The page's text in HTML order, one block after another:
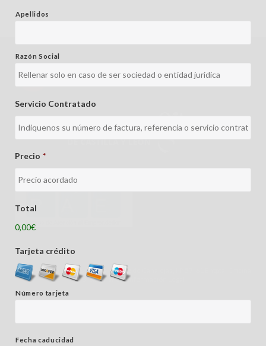
© 2026Contanova Asesores
- Paseo de Canalejas, Nº 57-61 Entpta. Oficina
3, Salamanca -Información Legal
Apellidos
Razón Social
Servicio Contratado
Precio *
Total
0,00€
Tarjeta crédito
Número tarjeta
Fecha caducidad